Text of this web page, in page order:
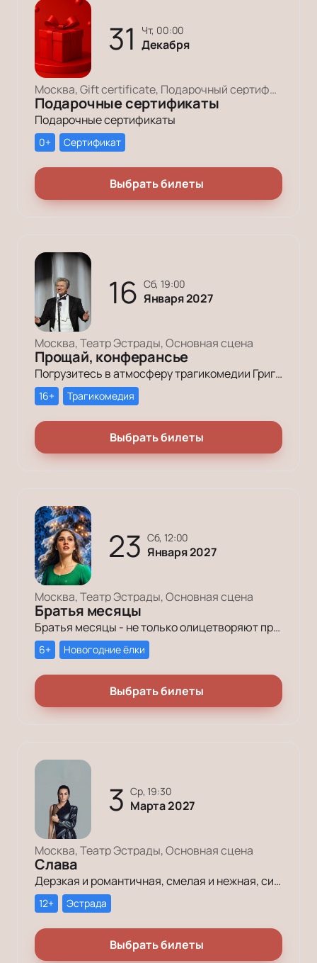
31 чт, 00:00
Декабря
Москва, Gift certificate, Подарочный сертификат
Подарочные сертификаты
Подарочные сертификаты
0+ Сертификат
Выбрать билеты
16 сб, 19:00
Января 2027
Москва, Театр Эстрады, Основная сцена
Прощай, конферансье
Погрузитесь в атмосферу трагикомедии Григория Горина «Прощай, конферансье» в Театре Эстрады. Откройте для себя мир, где юмор и грусть переплетаются, исследуя стойкость и оптимизм в сложные времена. Не упустите шанс стать частью этого события!
16+ Трагикомедия
Выбрать билеты
23 сб, 12:00
Января 2027
Москва, Театр Эстрады, Основная сцена
Братья месяцы
Братья месяцы - не только олицетворяют природу. Они - бережливые и заботливые хозяева и хранители леса. Главная героиня этой сказки- прекрасная дочь лесника Марта. Вместе со своими лесными друзьями она преодолевает много препятствий на своем пути.
6+ Новогодние ёлки
Выбрать билеты
3 ср, 19:30
Марта 2027
Москва, Театр Эстрады, Основная сцена
Слава
Дерзкая и романтичная, смелая и нежная, сильная и женственная — такой знают Славу многочисленные поклонники её творчества и редкого голоса!
12+ Эстрада
Выбрать билеты